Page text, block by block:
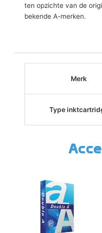
ten opzichte van de
bekende A-merken.
Merk
Type